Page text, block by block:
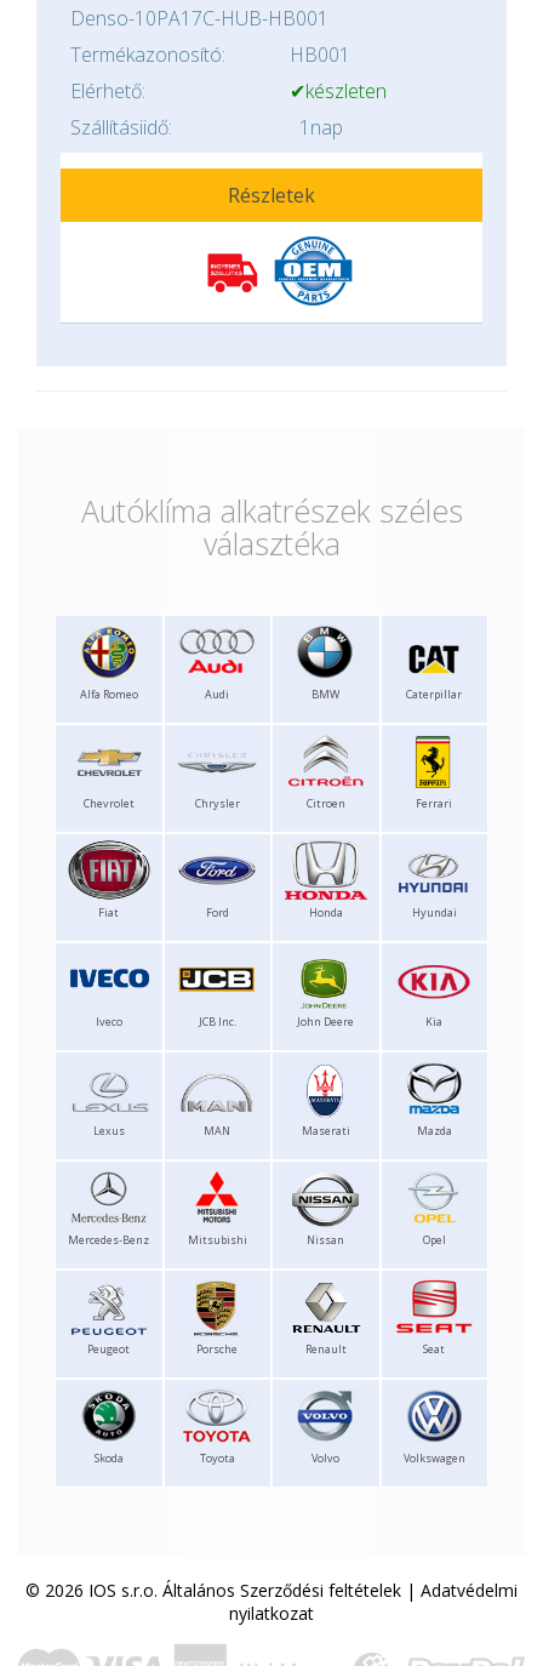
Denso-10PA17C-HUB-HB001
Termékazonosító:
HB001
Elérhető:
✔készleten
Szállításiidő:
1nap
Részletek
Autóklíma alkatrészek széles
választéka
Alfa Romeo Audi BMW Caterpillar
Chevrolet Chrysler Citroen Ferrari
Fiat Ford Honda Hyundai
Iveco JCB Inc. John Deere Kia
Lexus MAN Maserati Mazda
Mercedes-Benz Mitsubishi Nissan Opel
Peugeot Porsche Renault Seat
Skoda Toyota Volvo Volkswagen
© 2026 IOS s.r.o. Általános Szerződési feltételek | Adatvédelmi
nyilatkozat